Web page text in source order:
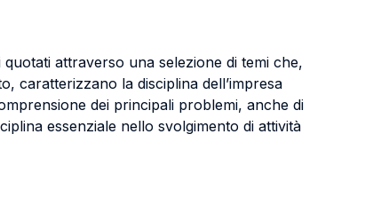
attraverso una selezione di temi che,
caratterizzano la disciplina dell’impresa
dei principali problemi, anche di
essenziale nello svolgimento di attività